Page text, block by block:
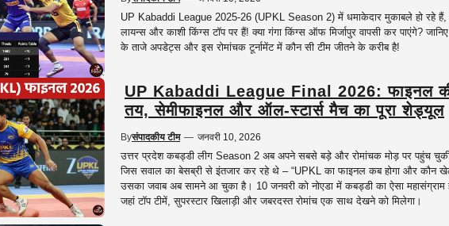
UP Kabaddi League 2025-26 (UPKL Season 2) में धमाकेदार मुकाबले हो रहे
लायन्स और काशी किंग्स टॉप पर हैं! क्या गंगा किंग्स ऑफ मिर्जापुर वापसी कर पाएंगे?
के ताजे अपडेट्स और इस रोमांचक टूर्नामेंट में कौन सी टीम जीतने के करीब है!
UP Kabaddi League Final 2026: फाइनल
तय, सेमीफाइनल और ऑल-स्टार्स मैच का पूरा शेड्यूल
Byसंपादकीय टीम — जनवरी 10, 2026
उत्तर प्रदेश कबड्डी लीग Season 2 अब अपने सबसे बड़े और रोमांचक मोड़ पर पहुंच
जिस सवाल का बेसब्री से इंतजार कर रहे थे – “UPKL का फाइनल कब होगा और कौन
उसका जवाब अब सामने आ चुका है। 10 जनवरी को नोएडा में कबड्डी का ऐसा महासंग्राम
जहां टॉप टीमें, सुपरस्टार खिलाड़ी और जबरदस्त रोमांच एक साथ देखने को मिलेगा।